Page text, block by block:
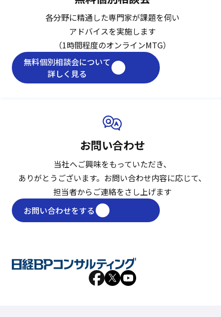
各分野に精通した専門家が課題を伺い
アドバイスを実施します
（1時間程度のオンラインMTG）
無料個別相談会について
詳しく見る
お問い合わせ
当社へご興味をもっていただき、
ありがとうございます。 お問い合わせ内容に応じて、
担当者からご連絡をさし上げます
お問い合わせをする